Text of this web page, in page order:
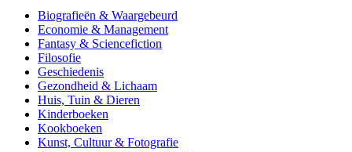
Biografieën & Waargebeurd
Economie & Management
Fantasy & Sciencefiction
Filosofie
Geschiedenis
Gezondheid & Lichaam
Huis, Tuin & Dieren
Kinderboeken
Kookboeken
Kunst, Cultuur & Fotografie